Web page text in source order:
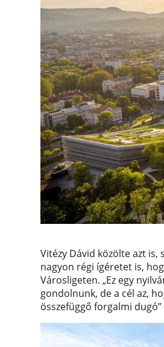
Vitézy Dávid közölte azt
nagyon régi ígéretet is,
Városligeten. „Ez egy
gondolnunk, de a cél az,
összefüggő forgalmi